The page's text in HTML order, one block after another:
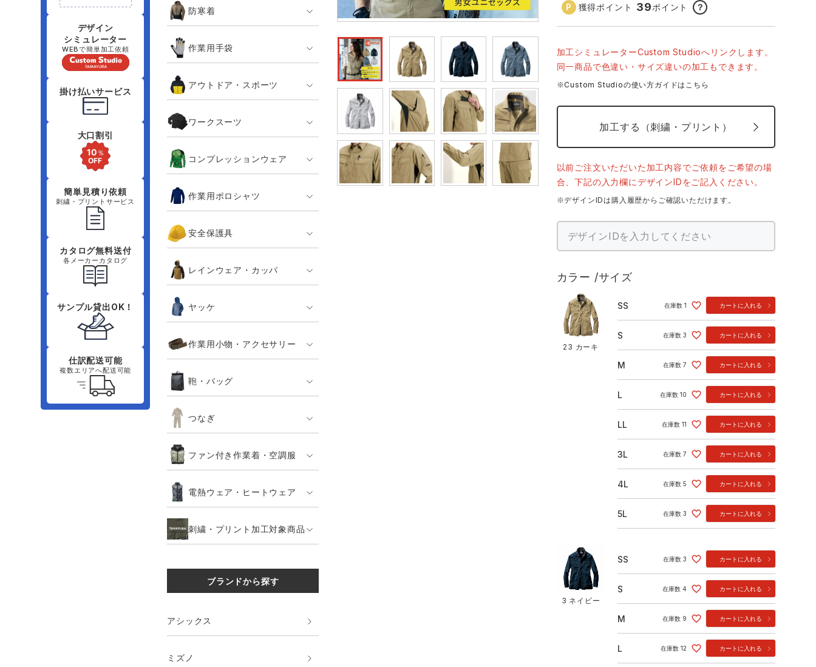
防寒
カジュアル
藤井電工 福山ゴム工業
ビッグボーン商事株式会
社
デザイン
シミュレーター
WEBで簡単加工依頼
掛け払いサービス
大口割引
簡単見積り依頼
刺繍・プリントサービス
カタログ無料送付
各メーカーカタログ
サンプル貸出OK！
仕訳配送可能
複数エリアへ配送可能
防寒着
作業用手袋
アウトドア・スポーツ
ワークスーツ
コンプレッションウェア
作業用ポロシャツ
安全保護具
レインウェア・カッパ
ヤッケ
作業用小物・アクセサリー
鞄・バッグ
つなぎ
ファン付き作業着・空調服
電熱ウェア・ヒートウェア
刺繍・プリント加工対象商品
ブランドから探す
アシックス
ミズノ
23 カーキ
獲得ポイント 39ポイント ？
加工シミュレーターCustom Studioへリンクします。
同一商品で色違い・サイズ違いの加工もできます。
※Custom Studioの使い方ガイドはこちら
加工する（刺繍・プリント）
以前ご注文いただいた加工内容でご依頼をご希望の場
合、下記の入力欄にデザインIDをご記入ください。
※デザインIDは購入履歴からご確認いただけます。
カラー サイズ
23 カーキ
SS 在庫数 1 カートに入れる
S 在庫数 3 カートに入れる
M 在庫数 7 カートに入れる
L 在庫数 10 カートに入れる
LL 在庫数 11 カートに入れる
3L 在庫数 7 カートに入れる
4L 在庫数 5 カートに入れる
5L 在庫数 3 カートに入れる
3 ネイビー
SS 在庫数 3 カートに入れる
S 在庫数 4 カートに入れる
M 在庫数 9 カートに入れる
L 在庫数 12 カートに入れる